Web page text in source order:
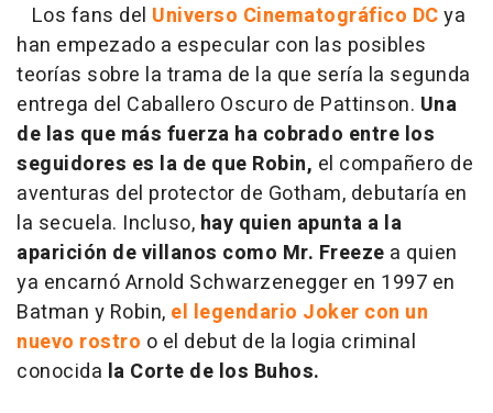
Los fans del Universo Cinematográfico DCya
han empezado a especular con las posibles
teorías sobre la trama de la que sería la segunda
entrega del Caballero Oscuro de Pattinson. Una
de las que más fuerza ha cobrado entre los
seguidores es la de que Robin, el compañero de
aventuras del protector de Gotham, debutaría en
la secuela. Incluso, hay quien apunta a la
aparición de villanos como Mr. Freeze a quien
ya encarnó Arnold Schwarzenegger en 1997 en
Batman y Robin, el legendario Joker con un
nuevo rostro o el debut de la logia criminal
conocida la Corte de los Buhos.